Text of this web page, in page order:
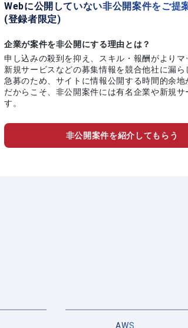
Webに公開していない非公開案件をご提
(登録者限定)
企業が案件を非公開にする理由とは？
申し込みの殺到を抑え、スキル・報酬がより
新規サービスなどの募集情報を競合他社に漏ら
急募のため、サイトに情報公開する時間的余地
だからこそ、非公開案件には有名企業や新規サ
す。
非公開案件を紹介してもらう
AWS